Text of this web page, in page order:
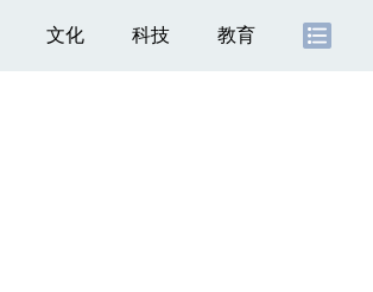
文化 科技 教育